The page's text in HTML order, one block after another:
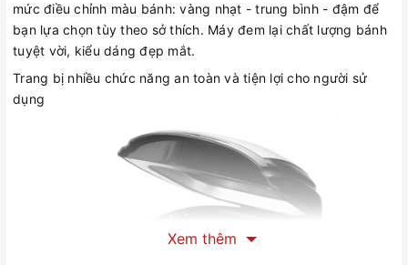
mức điều chỉnh màu bánh: vàng nhạt - trung bình - đậm để
bạn lựa chọn tùy theo sở thích. Máy đem lại chất lượng bánh
tuyệt vời, kiểu dáng đẹp mắt.
Trang bị nhiều chức năng an toàn và tiện lợi cho người sử
dụng
Xem thêm